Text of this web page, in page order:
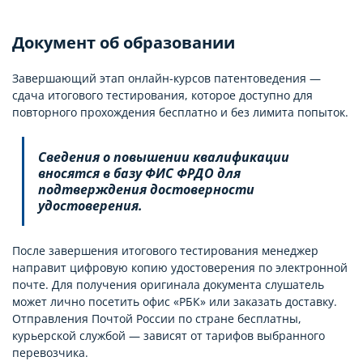
Документ об образовании
Завершающий этап онлайн-курсов патентоведения —
сдача итогового тестирования, которое доступно для
повторного прохождения бесплатно и без лимита попыток.
Сведения о повышении квалификации
вносятся в базу ФИС ФРДО для
подтверждения достоверности
удостоверения.
После завершения итогового тестирования менеджер
направит цифровую копию удостоверения по электронной
почте. Для получения оригинала документа слушатель
может лично посетить офис «РБК» или заказать доставку.
Отправления Почтой России по стране бесплатны,
курьерской службой — зависят от тарифов выбранного
перевозчика.